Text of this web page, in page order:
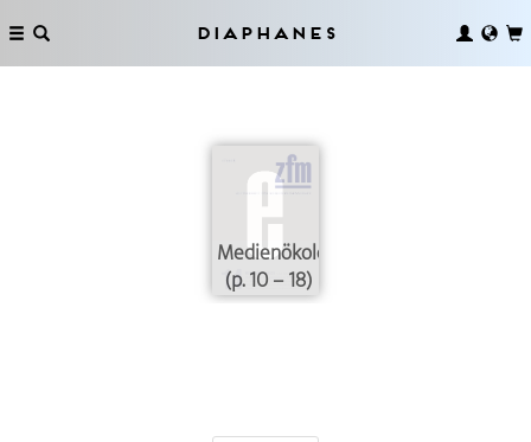
Diaphanes
Medienökologien
(p. 10 – 18)